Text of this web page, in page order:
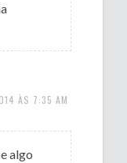
ÀS 7:35 AM
algo